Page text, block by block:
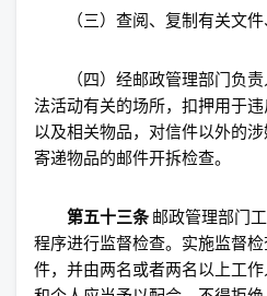
（三）查阅、复制有关文件
（四）经邮政管理部门负责
法活动有关的场所，扣押用于
以及相关物品，对信件以外的
寄递物品的邮件开拆检查。
第五十三条邮政管理部门
程序进行监督检查。实施监督
件，并由两名或者两名以上工